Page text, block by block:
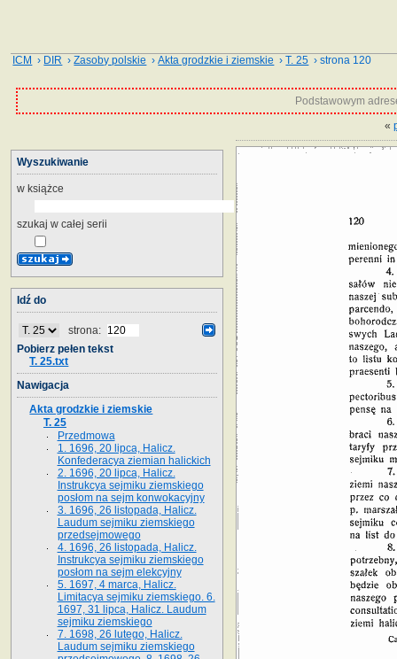
ICM › DIR ›Zasoby polskie ›Akta grodzkie i ziemskie ›T. 25 › strona 120
Podstawowym
«
Wyszukiwanie
w książce
szukaj w całej serii
Idź do
strona:
Pobierz pełen tekst
T. 25.txt
Nawigacja
Akta grodzkie i ziemskie
T. 25
Przedmowa
1. 1696, 20 lipca, Halicz.
Konfederacya ziemian halickich
2. 1696, 20 lipca, Halicz.
Instrukcya sejmiku ziemskiego
posłom na sejm konwokacyjny
3. 1696, 26 listopada, Halicz.
Laudum sejmiku ziemskiego
przedsejmowego
4. 1696, 26 listopada, Halicz.
Instrukcya sejmiku ziemskiego
posłom na sejm elekcyjny
5. 1697, 4 marca, Halicz.
Limitacya sejmiku ziemskiego. 6.
1697, 31 lipca, Halicz. Laudum
sejmiku ziemskiego
7. 1698, 26 lutego, Halicz.
Laudum sejmiku ziemskiego